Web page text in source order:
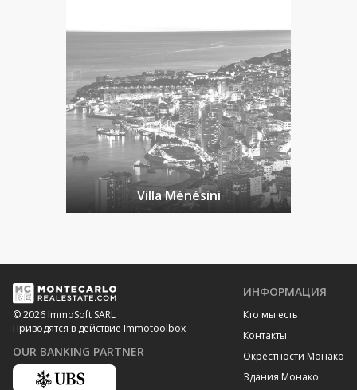
Villa Ménésini
© 2026 ImmoSoft SARL
Приводятся в действие Immotoolbox
OUR BANKING PARTNER
ИНФОРМАЦИЯ
Кто мы есть
Контакты
Окрестности Монако
Здания Монако